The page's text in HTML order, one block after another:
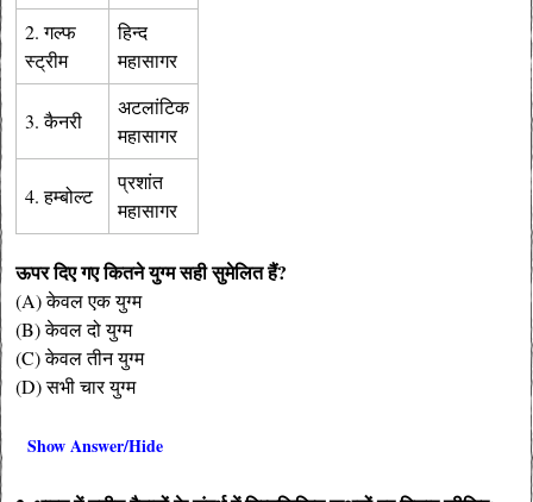
2. गल्फ
स्ट्रीम
हिन्द
महासागर
3. कैनरी
अटलांटिक
महासागर
4. हम्बोल्ट
प्रशांत
महासागर
ऊपर दिए गए कितने युग्म सही सुमेलित हैं?
(A) केवल एक युग्म
(B) केवल दो युग्म
(C) केवल तीन युग्म
(D) सभी चार युग्म
Show Answer/Hide